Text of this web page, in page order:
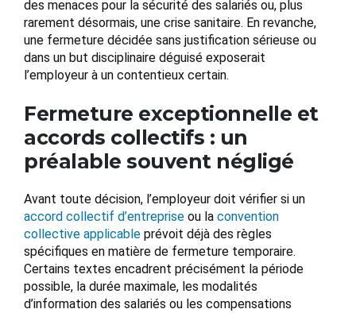
des menaces pour la sécurité des salariés ou, plus
rarement désormais, une crise sanitaire. En revanche,
une fermeture décidée sans justification sérieuse ou
dans un but disciplinaire déguisé exposerait
l’employeur à un contentieux certain.
Fermeture exceptionnelle et
accords collectifs : un
préalable souvent négligé
Avant toute décision, l’employeur doit vérifier si un
accord collectif d’entreprise ou la convention
collective applicable prévoit déjà des règles
spécifiques en matière de fermeture temporaire.
Certains textes encadrent précisément la période
possible, la durée maximale, les modalités
d’information des salariés ou les compensations